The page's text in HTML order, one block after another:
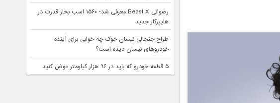
رضوانی Beast X معرفی شد؛ ۱۵۶۰ اسب بخار قدرت در
هایپرکار جدید
طراح جنجالی نیسان جوک چه خوابی برای آینده
خودروهای نیسان دیده است؟
۵ قطعه خودرو که باید در ۹۶ هزار کیلومتر عوض کنید